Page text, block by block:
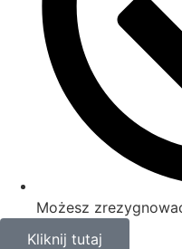
Możesz
Kliknij tutaj